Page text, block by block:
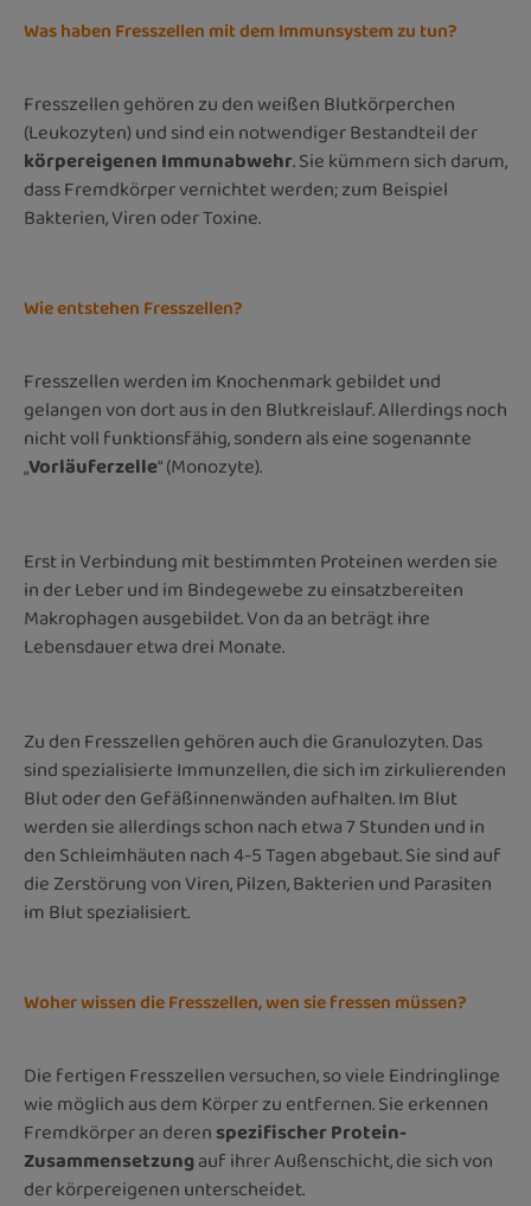
Was haben Fresszellen mit dem Immunsystem zu tun?
Fresszellen gehören zu den weißen Blutkörperchen
(Leukozyten) und sind ein notwendiger Bestandteil der
körpereigenen Immunabwehr. Sie kümmern sich darum,
dass Fremdkörper vernichtet werden; zum Beispiel
Bakterien, Viren oder Toxine.
Wie entstehen Fresszellen?
Fresszellen werden im Knochenmark gebildet und
gelangen von dort aus in den Blutkreislauf. Allerdings noch
nicht voll funktionsfähig, sondern als eine sogenannte
„Vorläuferzelle“ (Monozyte).
Erst in Verbindung mit bestimmten Proteinen werden sie
in der Leber und im Bindegewebe zu einsatzbereiten
Makrophagen ausgebildet. Von da an beträgt ihre
Lebensdauer etwa drei Monate.
Zu den Fresszellen gehören auch die Granulozyten. Das
sind spezialisierte Immunzellen, die sich im zirkulierenden
Blut oder den Gefäßinnenwänden aufhalten. Im Blut
werden sie allerdings schon nach etwa 7 Stunden und in
den Schleimhäuten nach 4-5 Tagen abgebaut. Sie sind auf
die Zerstörung von Viren, Pilzen, Bakterien und Parasiten
im Blut spezialisiert.
Woher wissen die Fresszellen, wen sie fressen müssen?
Die fertigen Fresszellen versuchen, so viele Eindringlinge
wie möglich aus dem Körper zu entfernen. Sie erkennen
Fremdkörper an derenspezifischer Protein-
Zusammensetzungauf ihrer Außenschicht, die sich von
der körpereigenen unterscheidet.